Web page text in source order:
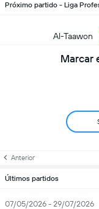
Próximo partido - Liga
Al-Taawon
Marcar
Anterior
Últimos partidos
07/05/2026 - 29/07/2026